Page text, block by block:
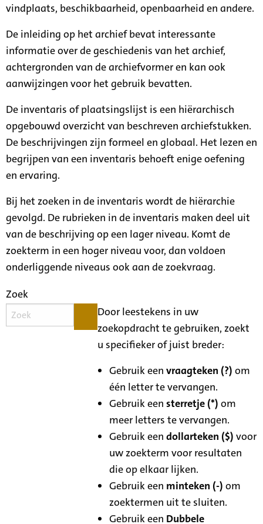
vindplaats, beschikbaarheid, openbaarheid en andere.
De inleiding op het archief bevat interessante
informatie over de geschiedenis van het archief,
achtergronden van de archiefvormer en kan ook
aanwijzingen voor het gebruik bevatten.
De inventaris of plaatsingslijst is een hiërarchisch
opgebouwd overzicht van beschreven archiefstukken.
De beschrijvingen zijn formeel en globaal. Het lezen en
begrijpen van een inventaris behoeft enige oefening
en ervaring.
Bij het zoeken in de inventaris wordt de hiërarchie
gevolgd. De rubrieken in de inventaris maken deel uit
van de beschrijving op een lager niveau. Komt de
zoekterm in een hoger niveau voor, dan voldoen
onderliggende niveaus ook aan de zoekvraag.
Zoek
Door leestekens in uw
zoekopdracht te gebruiken, zoekt
u specifieker of juist breder:
Gebruik eenvraagteken (?) om
één letter te vervangen.
Gebruik eensterretje (*) om
meer letters te vervangen.
Gebruik eendollarteken ($) voor
uw zoekterm voor resultaten
die op elkaar lijken.
Gebruik een minteken (-) om
zoektermen uit te sluiten.
Gebruik een Dubbele